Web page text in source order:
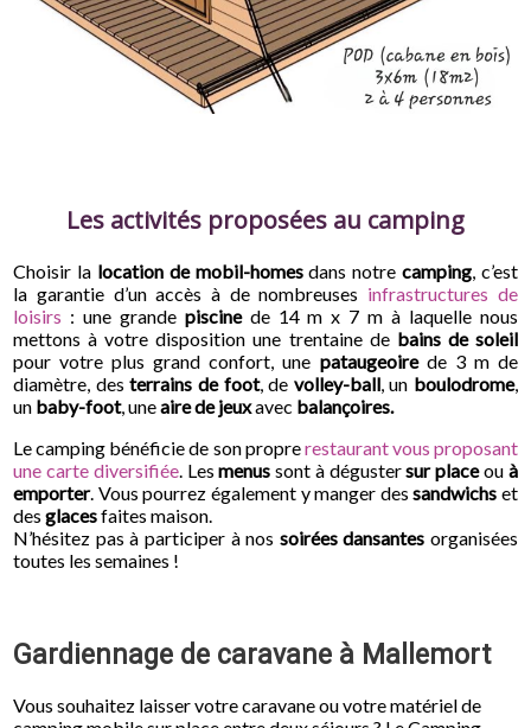
Les activités proposées au camping
Choisir la location de mobil-homesdans notre camping, c’est
la garantie d’un accès à de nombreuses infrastructures de
loisirs : une grande piscinede 14 m x 7 m à laquelle nous
mettons à votre disposition une trentaine de bains de soleil
pour votre plus grand confort, une pataugeoirede 3 m de
diamètre, desterrains de foot, de volley-ball, un boulodrome,
un baby-foot, uneaire de jeuxavec balançoires.
Le camping bénéficie de son proprerestaurant vous proposant
une carte diversifiée. Lesmenus sont à dégustersur placeou à
emporter. Vous pourrez également y manger dessandwichs et
desglacesfaites maison.
N’hésitez pas à participer à nos soirées dansantes organisées
toutes les semaines !
Gardiennage de caravane à Mallemort
Vous souhaitez laisser votre caravane ou votre matériel de